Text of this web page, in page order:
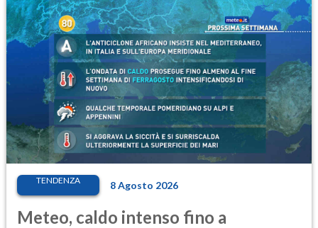
TENDENZA 8 Agosto 2026
Meteo, caldo intenso fino a